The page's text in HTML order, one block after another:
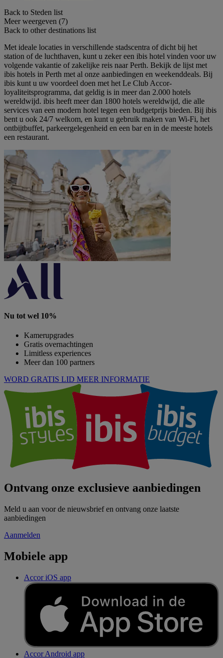
Back to Steden list
Meer weergeven (7)
Back to other destinations list
Met ideale locaties in verschillende stadscentra of dicht bij het
station of de luchthaven, kunt u zeker een ibis hotel vinden voor uw
volgende vakantie of zakelijke reis naar Perth. Bekijk de lijst met
ibis hotels in Perth met al onze aanbiedingen en weekenddeals. Bij
ibis kunt u uw voordeel doen met het Le Club Accor-
loyaliteitsprogramma, dat geldig is in meer dan 2.000 hotels
wereldwijd. ibis heeft meer dan 1800 hotels wereldwijd, die alle
services van een modern hotel tegen een budgetprijs bieden. Bij ibis
bent u ook 24/7 welkom, en kunt u gebruik maken van Wi-Fi, het
ontbijtbuffet, parkeergelegenheid en een bar en in de meeste hotels
een restaurant.
Nu tot wel 10%
Kamerupgrades
Gratis overnachtingen
Limitless experiences
Meer dan 100 partners
WORD GRATIS LID MEER INFORMATIE
Ontvang onze exclusieve aanbiedingen
Meld u aan voor de nieuwsbrief en ontvang onze laatste
aanbiedingen
Aanmelden
Mobiele app
Accor iOS app
Accor Android app